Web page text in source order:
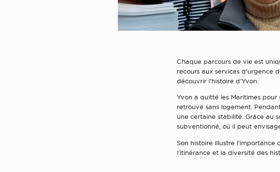
Chaque parcours de vie est
recours aux services d'urgence
découvrir l’histoire d’Yvon.
Yvon a quitté les Maritimes pour
retrouvé sans logement.
une certaine stabilité. Grâce au
subventionné, où il peut
Son histoire illustre
l’itinérance et la diversité des